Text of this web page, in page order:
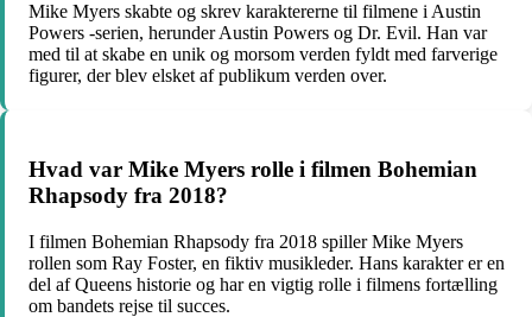
Mike Myers skabte og skrev karaktererne til filmene i Austin
Powers -serien, herunder Austin Powers og Dr. Evil. Han var
med til at skabe en unik og morsom verden fyldt med farverige
figurer, der blev elsket af publikum verden over.
Hvad var Mike Myers rolle i filmen Bohemian
Rhapsody fra 2018?
I filmen Bohemian Rhapsody fra 2018 spiller Mike Myers
rollen som Ray Foster, en fiktiv musikleder. Hans karakter er en
del af Queens historie og har en vigtig rolle i filmens fortælling
om bandets rejse til succes.